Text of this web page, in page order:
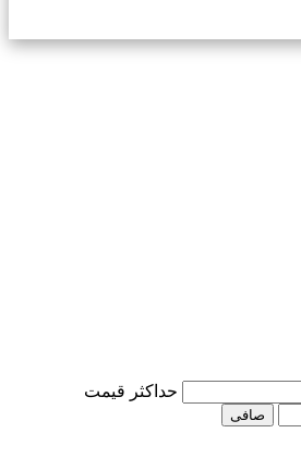
حداكثر قيمت
صافی